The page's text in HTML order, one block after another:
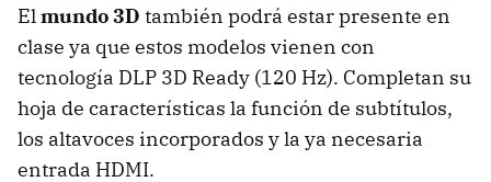
Elmundo 3D también podrá estar presente en
clase ya que estos modelos vienen con
tecnología DLP 3D Ready (120 Hz). Completan su
hoja de características la función de subtítulos,
los altavoces incorporados y la ya necesaria
entrada HDMI.